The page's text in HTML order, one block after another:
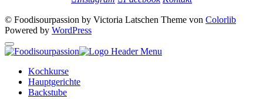
© Foodisourpassion by Victoria Latschen Theme von Colorlib
Powered by WordPress
Kochkurse
Hauptgerichte
Backstube